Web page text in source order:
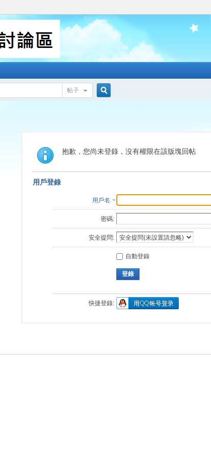
帖子
索
抱歉，您尚未登錄，沒有權限在該版塊回帖
用戶登錄
用戶名
密碼:
安全提問:
自動登錄
登錄
快捷登錄: